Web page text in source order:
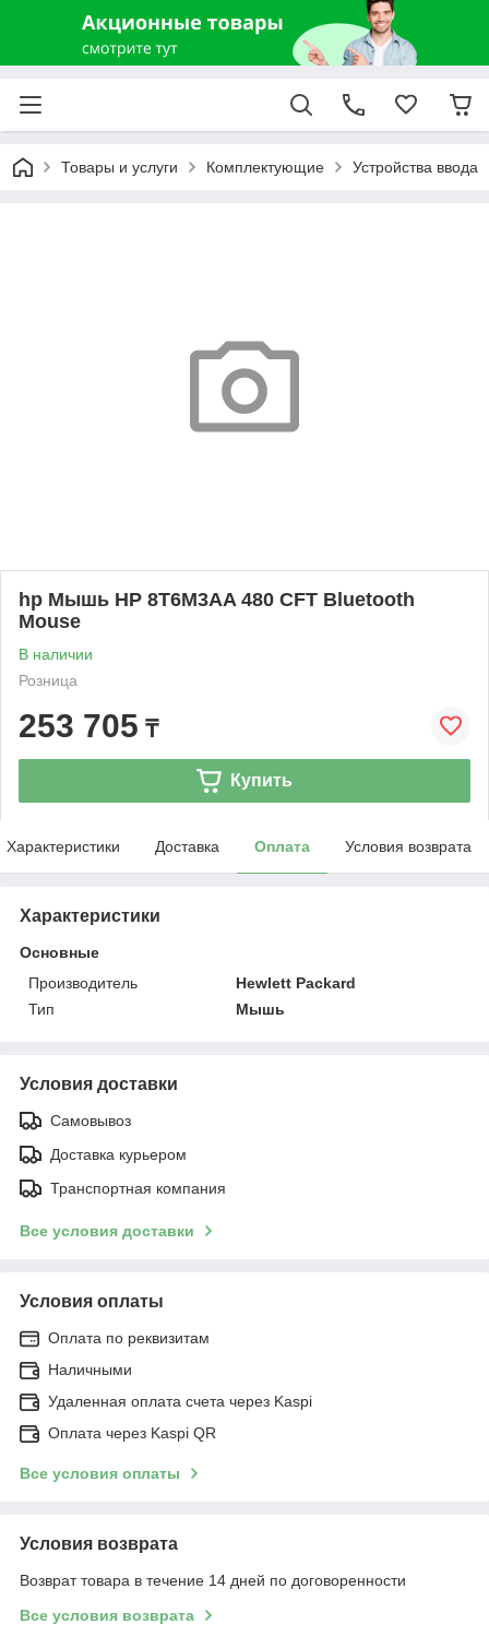
Товары и услуги Комплектующие Устройства ввода
hp Мышь HP 8T6M3AA 480 CFT Bluetooth
Mouse
В наличии
Розница
253 705 ₸
Купить
Характеристики Доставка Оплата Условия возврата
Характеристики
Основные
Производитель
Hewlett Packard
Тип
Мышь
Условия доставки
Самовывоз
Доставка курьером
Транспортная компания
Все условия доставки
Условия оплаты
Оплата по реквизитам
Наличными
Удаленная оплата счета через Kaspi
Оплата через Kaspi QR
Все условия оплаты
Условия возврата
Возврат товара в течение 14 дней по договоренности
Все условия возврата